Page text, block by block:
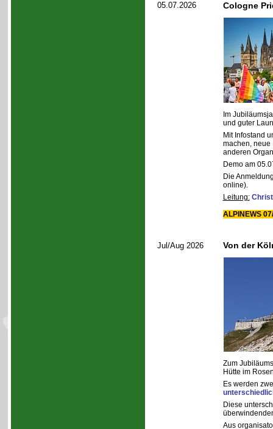
05.07.2026 Cologne
Im
und guter
Mit Infostand
machen, neue
anderen
Demo am
Die
online).
Leitung:
ALPINEWS
Jul/Aug 2026 Von der
Zum
Hütte im
Es werden
Diese
Aus